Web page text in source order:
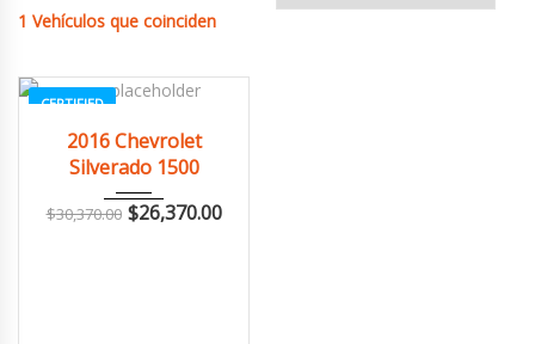
1 Vehículos que coinciden
CERTIFIED
2016 Autom...
2016 Chevrolet
Silverado 1500
$30,370.00 $26,370.00